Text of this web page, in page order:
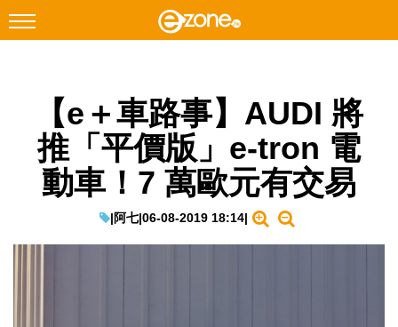
Facebook Instagram
科技焦點
網絡生活
教學評測
【e＋車路事】AUDI 將
推「平價版」e-tron 電
動車！7 萬歐元有交易
|阿七|06-08-2019 18:14|